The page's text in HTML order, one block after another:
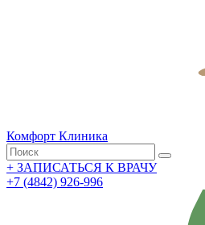
Комфорт Клиника
+ ЗАПИСАТЬСЯ К ВРАЧУ
+7 (4842) 926-996